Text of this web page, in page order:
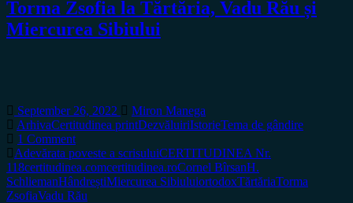
Torma Zsofia la Tărtăria, Vadu Rău și
Miercurea Sibiului
September 26, 2022
Miron Manega
ArhivaCertitudinea printDezvăluiriIstorieTema de gândire
1 Comment
Adevărata poveste a scrisuluiCERTITUDINEA Nr.
118certitudinea.comcertitudinea.roCornel BîrsanH.
SchliemanHândreștiMiercurea SibiuluiortodoxTărtăriaTorma
ZsofiaVadu Rău